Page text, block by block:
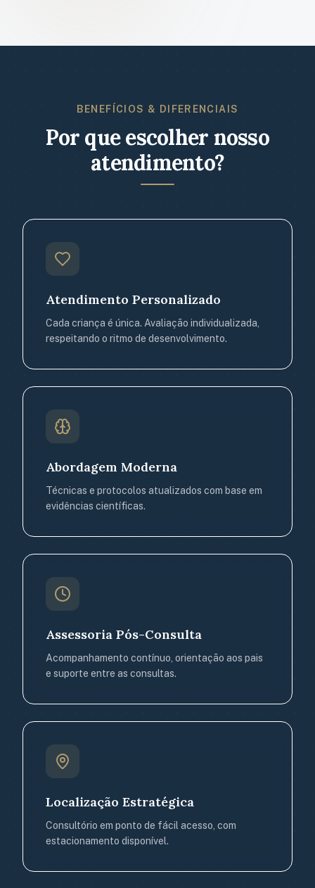
BENEFÍCIOS & DIFERENCIAIS
Por que escolher nosso
atendimento?
Atendimento Personalizado
Cada criança é única. Avaliação individualizada,
respeitando o ritmo de desenvolvimento.
Abordagem Moderna
Técnicas e protocolos atualizados com base em
evidências científicas.
Assessoria Pós-Consulta
Acompanhamento contínuo, orientação aos pais
e suporte entre as consultas.
Localização Estratégica
Consultório em ponto de fácil acesso, com
estacionamento disponível.